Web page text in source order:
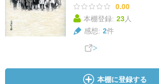
0.00
本棚登録: 23人
感想: 2件
本棚に登録する